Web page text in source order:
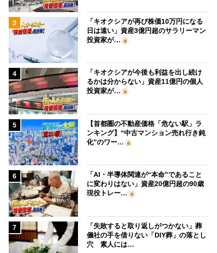
3
「キオクシアが再び株価10万円になる
日は遠い」資産3億円超のサラリーマン
投資家が…
4
「キオクシアが今後も利益を出し続け
るかは分からない」資産11億円の個人
投資家が…
5
【首都圏の不動産価格「危ない駅」ラ
ンキング】“中古マンション売れ行き鈍
化”のワー…
6
「AI・半導体関連が“本命”であること
に変わりはない」資産20億円超の90歳
現役トレー…
7
「失敗すると取り返しがつかない」葬
儀社の手を借りない「DIY葬」の落とし
穴 素人には…